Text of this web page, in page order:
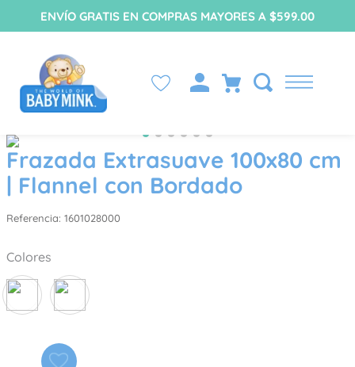
ENVÍO GRATIS EN COMPRAS MAYORES A $599.00
Frazada Extrasuave 100x80 cm
| Flannel con Bordado
Referencia: 1601028000
Colores